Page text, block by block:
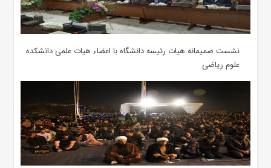
نشست صمیمانه هیات رئیسه دانشگاه با اعضاء هیات علمی دانشکده
علوم ریاضی